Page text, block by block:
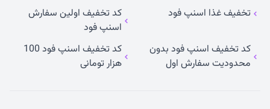
تخفیف غذا اسنپ فود
کد تخفیف اولین سفارش
اسنپ فود
کد تخفیف اسنپ فود بدون
محدودیت سفارش اول
کد تخفیف اسنپ فود 100
هزار تومانی